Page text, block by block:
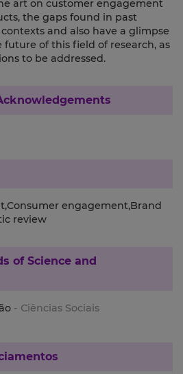
art on customer engagement
the gaps found in past
and also have a glimpse
of this field of research, as
to be addressed.
engagement,Brand
review
of Science and
- Ciências Sociais